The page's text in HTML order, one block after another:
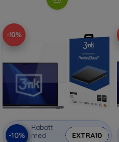
-10%
-10%
Rabatt
med
EXTRA10